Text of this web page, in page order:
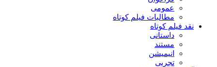
عمومی
مطالبات فیلم کوتاه
نقد فیلم کوتاه
داستانی
مستند
انیمیشن
تجربی